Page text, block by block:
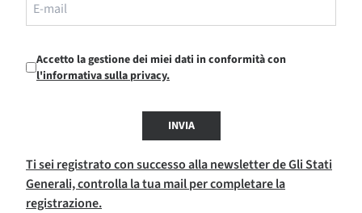
Accetto la gestione dei miei dati in conformità con
l'informativa sulla privacy.
INVIA
Ti sei registrato con successo alla newsletter de Gli Stati
Generali, controlla la tua mail per completare la
registrazione.